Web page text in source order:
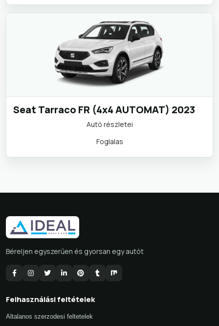
Seat Tarraco FR (4x4 AUTOMAT) 2023
Autó részletei
Foglalas
Béreljen egyszerűen és gyorsan egy autót
Felhasználási feltételek
Altalanos szerzodesi feltetelek